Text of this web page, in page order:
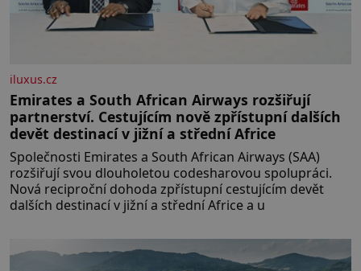
iluxus.cz
Emirates a South African Airways rozšiřují
partnerství. Cestujícím nově zpřístupní dalších
devět destinací v jižní a střední Africe
Společnosti Emirates a South African Airways (SAA)
rozšiřují svou dlouholetou codesharovou spolupráci.
Nová reciproční dohoda zpřístupní cestujícím devět
dalších destinací v jižní a střední Africe a u